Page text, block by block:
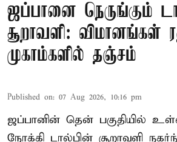
ஜப்பானை நெருங்கும்
சூறாவளி: விமானங்கள்
முகாம்களில் தஞ்சம்
Published on: 07 Aug 2026, 10:16 pm
ஜப்பானின் தென் பகுதியில்
நோக்கி டால்பின் சூறாவளி